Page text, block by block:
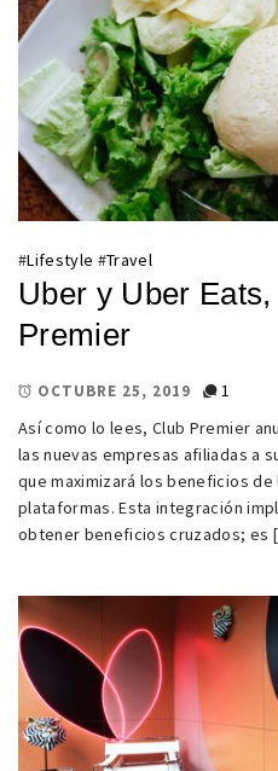
#Lifestyle #Travel
Uber y Uber
Premier
OCTUBRE 25, 2019
1
Así como lo lees, Club Premier
las nuevas empresas afiliadas a
que maximizará los beneficios
plataformas. Esta integración
obtener beneficios cruzados; es